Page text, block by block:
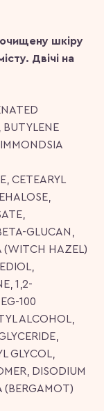
шкіру
Двічі на
BUTYLENE
CETEARYL
GLUCAN,
(WITCH HAZEL)
1,2-
100
ALCOHOL,
GLYCOL,
DISODIUM
(BERGAMOT)